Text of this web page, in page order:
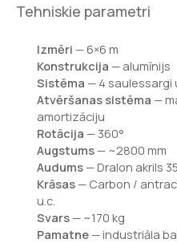
Tehniskie parametri
Izmēri — 6×6 m
Konstrukcija — alumīnijs
Sistēma — 4 saulessargi
Atvēršanas sistēma —
amortizāciju
Rotācija — 360°
Augstums — ~2800 mm
Audums — Dralon akrils
Krāsas — Carbon /
u.c.
Svars — ~170 kg
Pamatne — industriāla